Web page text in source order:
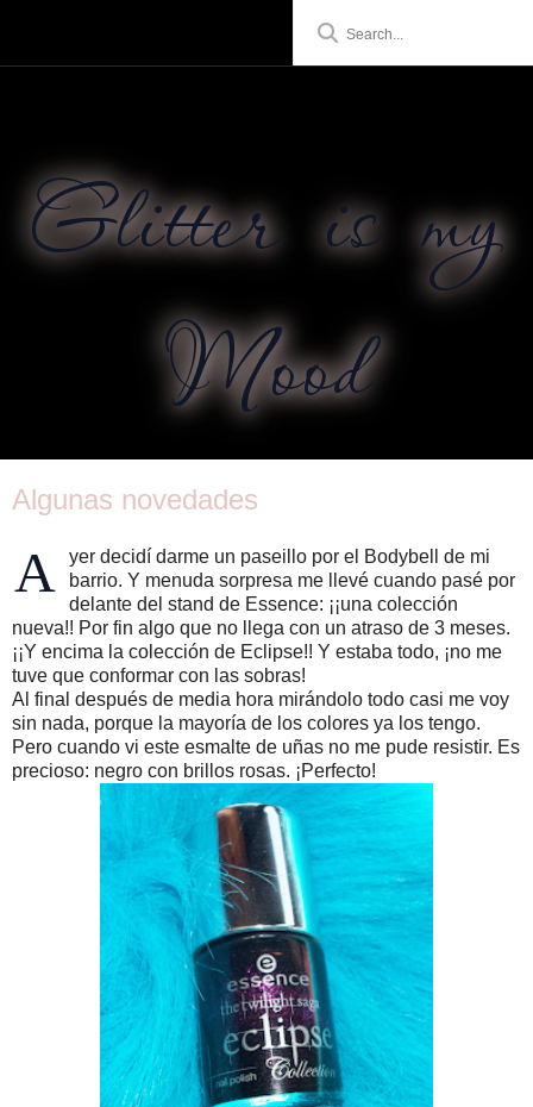
Glitter is my
Mood
Algunas novedades
A
yer decidí darme un paseillo por el Bodybell de mi
barrio. Y menuda sorpresa me llevé cuando pasé por
delante del stand de Essence: ¡¡una colección
nueva!! Por fin algo que no llega con un atraso de 3 meses.
¡¡Y encima la colección de Eclipse!! Y estaba todo, ¡no me
tuve que conformar con las sobras!
Al final después de media hora mirándolo todo casi me voy
sin nada, porque la mayoría de los colores ya los tengo.
Pero cuando vi este esmalte de uñas no me pude resistir. Es
precioso: negro con brillos rosas. ¡Perfecto!